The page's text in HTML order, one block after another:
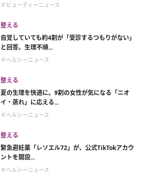
＃ビューティーニュース
整える
自覚していても約4割が「受診するつもりがない」
と回答。生理不順...
＃ヘルシーニュース
整える
夏の生理を快適に。9割の女性が気になる「ニオ
イ・蒸れ」に応える...
＃ヘルシーニュース
整える
緊急避妊薬「レソエル72」が、公式TikTokアカウ
ントを開設...
＃ヘルシーニュース